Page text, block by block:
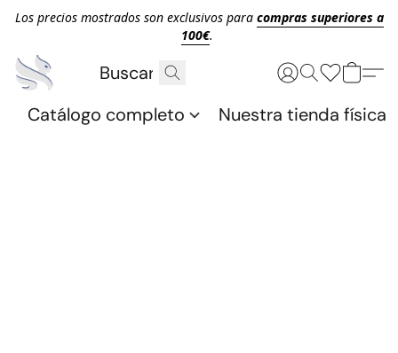
Los precios mostrados son exclusivos para compras superiores a
100€.
Catálogo completo Nuestra tienda física